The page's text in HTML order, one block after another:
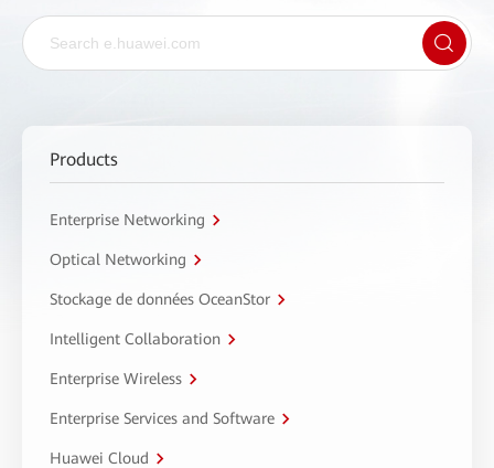
Products
Enterprise Networking
Optical Networking
Stockage de données OceanStor
Intelligent Collaboration
Enterprise Wireless
Enterprise Services and Software
Huawei Cloud